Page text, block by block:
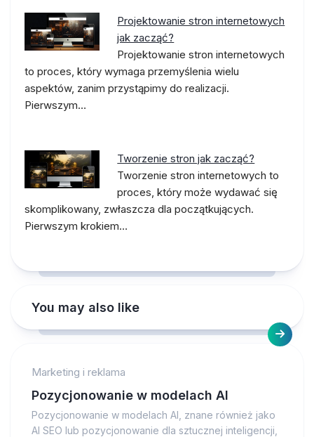
Projektowanie stron internetowych
jak zacząć?
Projektowanie stron internetowych
to proces, który wymaga przemyślenia wielu
aspektów, zanim przystąpimy do realizacji.
Pierwszym…
Tworzenie stron jak zacząć?
Tworzenie stron internetowych to
proces, który może wydawać się
skomplikowany, zwłaszcza dla początkujących.
Pierwszym krokiem…
You may also like
Marketing i reklama
Pozycjonowanie w modelach AI
Pozycjonowanie w modelach AI, znane również jako
AI SEO lub pozycjonowanie dla sztucznej inteligencji,